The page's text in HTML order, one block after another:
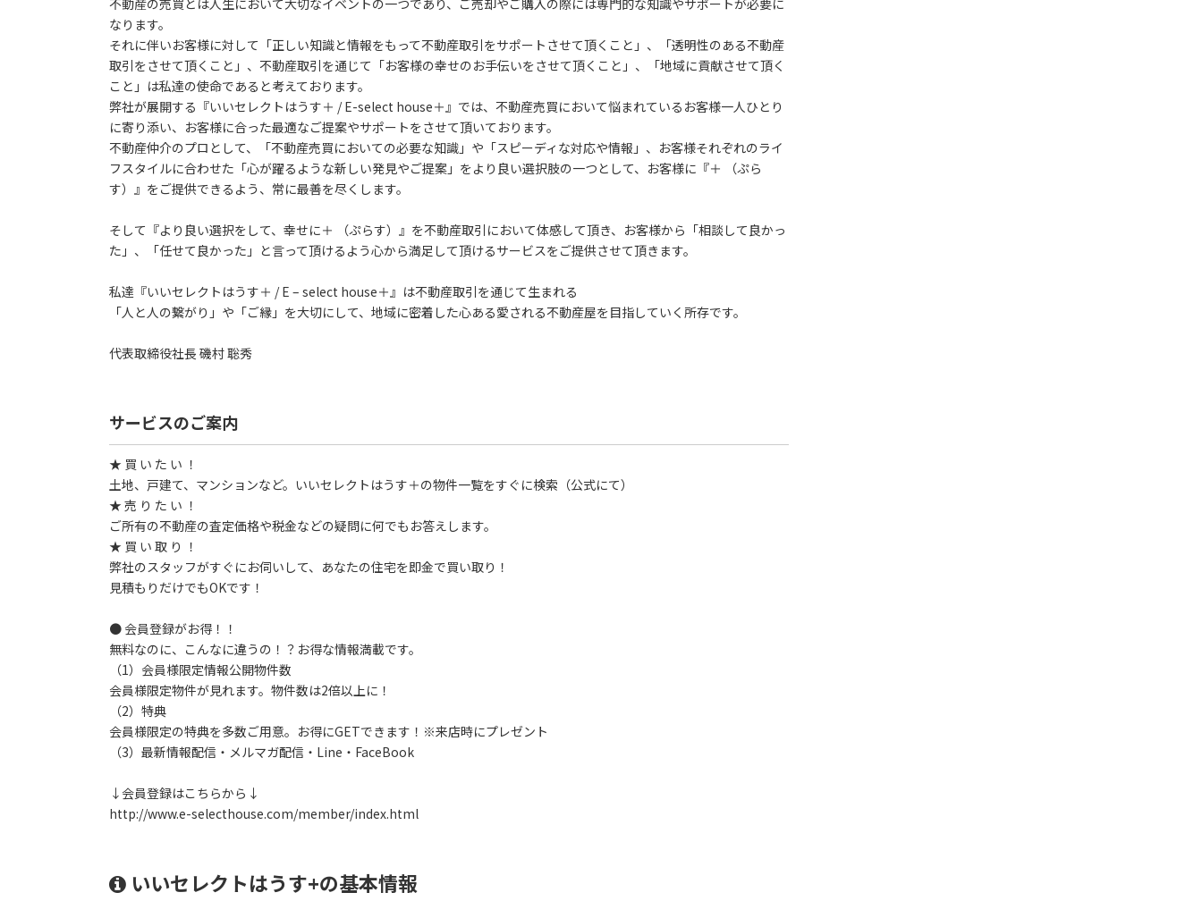
不動産の売買とは人生において大切なイベントの一つであり、ご売却やご購入の際には専門的な知識やサポートが必要に
なります。
それに伴いお客様に対して「正しい知識と情報をもって不動産取引をサポートさせて頂くこと」、「透明性のある不動産
取引をさせて頂くこと」、不動産取引を通じて「お客様の幸せのお手伝いをさせて頂くこと」、「地域に貢献させて頂く
こと」は私達の使命であると考えております。
弊社が展開する『いいセレクトはうす＋ / E-select house＋』では、不動産売買において悩まれているお客様一人ひとり
に寄り添い、お客様に合った最適なご提案やサポートをさせて頂いております。
不動産仲介のプロとして、「不動産売買においての必要な知識」や「スピーディな対応や情報」、お客様それぞれのライ
フスタイルに合わせた「心が躍るような新しい発見やご提案」をより良い選択肢の一つとして、お客様に『＋ （ぷら
す）』をご提供できるよう、常に最善を尽くします。
そして『より良い選択をして、幸せに＋ （ぷらす）』を不動産取引において体感して頂き、お客様から「相談して良かっ
た」、「任せて良かった」と言って頂けるよう心から満足して頂けるサービスをご提供させて頂きます。
私達『いいセレクトはうす＋ / E – select house＋』は不動産取引を通じて生まれる
「人と人の繋がり」や「ご縁」を大切にして、地域に密着した心ある愛される不動産屋を目指していく所存です。
代表取締役社長 磯村 聡秀
サービスのご案内
★ 買 い た い ！
土地、戸建て、マンションなど。いいセレクトはうす＋の物件一覧をすぐに検索（公式にて）
★ 売 り た い ！
ご所有の不動産の査定価格や税金などの疑問に何でもお答えします。
★ 買 い 取 り ！
弊社のスタッフがすぐにお伺いして、あなたの住宅を即金で買い取り！
見積もりだけでもOKです！
● 会員登録がお得！！
無料なのに、こんなに違うの！？お得な情報満載です。
（1）会員様限定情報公開物件数
会員様限定物件が見れます。物件数は2倍以上に！
（2）特典
会員様限定の特典を多数ご用意。お得にGETできます！※来店時にプレゼント
（3）最新情報配信・メルマガ配信・Line・FaceBook
↓会員登録はこちらから↓
http://www.e-selecthouse.com/member/index.html
いいセレクトはうす+の基本情報